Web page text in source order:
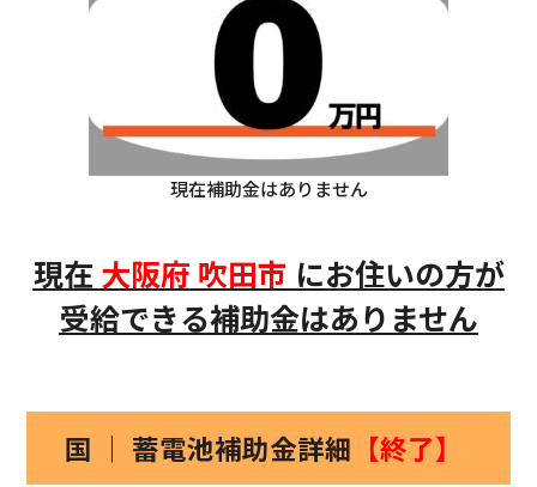
現在補助金はありません
現在 大阪府 吹田市 にお住いの方が
受給できる補助金はありません
国 ｜ 蓄電池補助金詳細 【終了】